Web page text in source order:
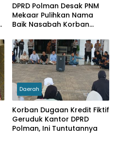
DPRD Polman Desak PNM
Mekaar Pulihkan Nama
Baik Nasabah Korban
Daerah
Korban Dugaan Kredit Fiktif
Geruduk Kantor DPRD
Polman, Ini Tuntutannya